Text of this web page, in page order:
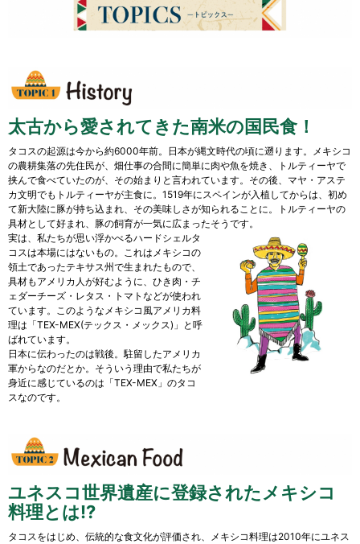
太古から愛されてきた南米の国民食！
タコスの起源は今から約6000年前。日本が縄文時代の頃に遡ります。メキシコ
の農耕集落の先住民が、畑仕事の合間に簡単に肉や魚を焼き、トルティーヤで
挟んで食べていたのが、その始まりと言われています。その後、マヤ・アステ
カ文明でもトルティーヤが主食に。1519年にスペインが入植してからは、初め
て新大陸に豚が持ち込まれ、その美味しさが知られることに。トルティーヤの
具材として好まれ、豚の飼育が一気に広まったそうです。
実は、私たちが思い浮かべるハードシェルタ
コスは本場にはないもの。これはメキシコの
領土であったテキサス州で生まれたもので、
具材もアメリカ人が好むように、ひき肉・チ
ェダーチーズ・レタス・トマトなどが使われ
ています。このようなメキシコ風アメリカ料
理は「TEX-MEX(テックス・メックス)」と呼
ばれています。
日本に伝わったのは戦後。駐留したアメリカ
軍からなのだとか。そういう理由で私たちが
身近に感じているのは「TEX-MEX」のタコ
スなのです。
ユネスコ世界遺産に登録されたメキシコ
料理とは!?
タコスをはじめ、伝統的な食文化が評価され、メキシコ料理は2010年にユネス